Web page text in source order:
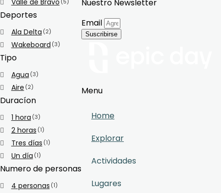
Valle de Bravo
Deportes
Ala Delta (2)
Wakeboard (3)
Tipo
Agua (3)
Aire (2)
Duracíon
1 hora (3)
2 horas (1)
Tres días (1)
Un día (1)
Numero de personas
4 personas (1)
Nuestro Newsletter
Email
Suscribirse
Menu
Home
Explorar
Actividades
Lugares